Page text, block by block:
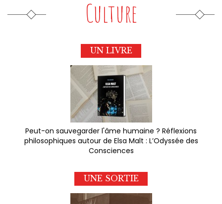
Culture
UN LIVRE
Peut-on sauvegarder l'âme humaine ? Réflexions
philosophiques autour de Elsa Malt : L’Odyssée des
Consciences
UNE SORTIE